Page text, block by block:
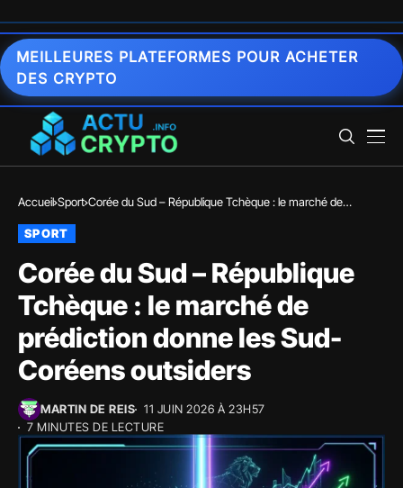
MEILLEURES PLATEFORMES POUR ACHETER
DES CRYPTO
Accueil Sport Corée du Sud – République Tchèque : le marché de
SPORT
Corée du Sud – République
Tchèque : le marché de
prédiction donne les Sud-
Coréens outsiders
MARTIN DE REIS
11 JUIN 2026 À 23H57
7 MINUTES DE LECTURE